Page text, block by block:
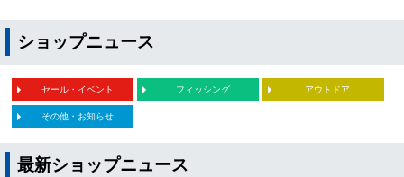
ショップニュース
セール・イベント フィッシング アウトドア
その他・お知らせ
最新ショップニュース